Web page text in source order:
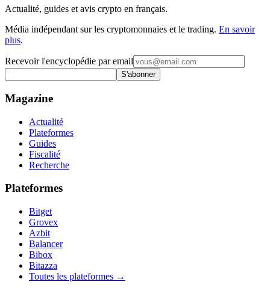
Actualité, guides et avis crypto en français.
Média indépendant sur les cryptomonnaies et le trading. En savoir
plus.
Recevoir l'encyclopédie par email
S'abonner
Magazine
Actualité
Plateformes
Guides
Fiscalité
Recherche
Plateformes
Bitget
Grovex
Azbit
Balancer
Bibox
Bitazza
Toutes les plateformes →